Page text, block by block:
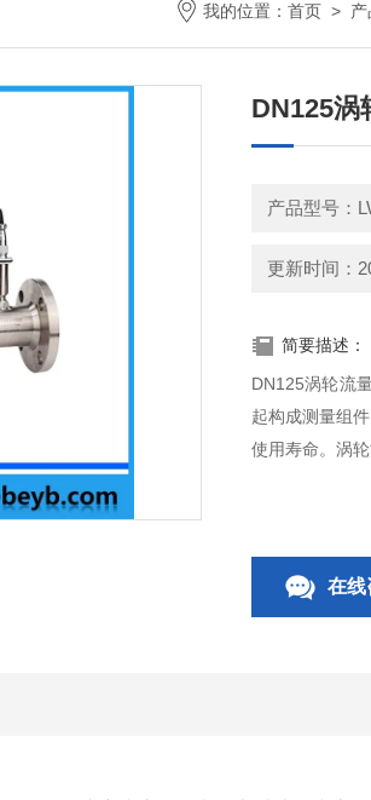
我的位置： 首页 >
DN125涡
产品型号：
更新时间：
简要描述：
DN125涡轮流
起构成测量组
使用寿命。涡
在线